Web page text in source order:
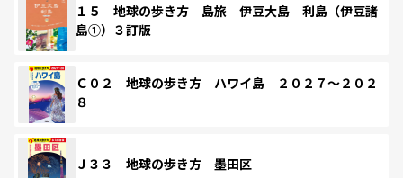
１５ 地球の歩き方 島旅 伊豆大島 利島（伊豆諸
島①）３訂版
Ｃ０２ 地球の歩き方 ハワイ島 ２０２７～２０２
８
Ｊ３３ 地球の歩き方 墨田区